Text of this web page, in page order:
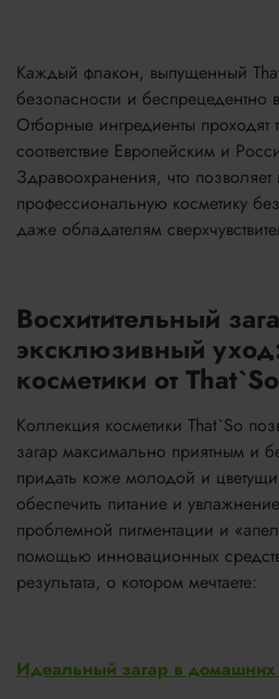
Каждый флакон, выпущенный
безопасности и беспрецедентно
Отборные ингредиенты проходят
соответствие Европейским и
Здравоохранения, что позволяет
профессиональную косметику
даже обладателям
Восхитительный
эксклюзивный
косметики от That`So
Коллекция косметики That`So
загар максимально приятным и
придать коже молодой и
обеспечить питание и
проблемной пигментации и
помощью инновационных
результата, о котором мечтаете:
Идеальный загар в домашних